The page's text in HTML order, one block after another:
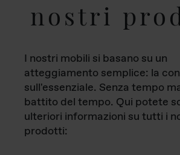
nostri
I nostri mobili si basano su un
atteggiamento semplice: la
sull'essenziale. Senza tempo
battito del tempo. Qui potete
ulteriori informazioni su tutti i
prodotti: